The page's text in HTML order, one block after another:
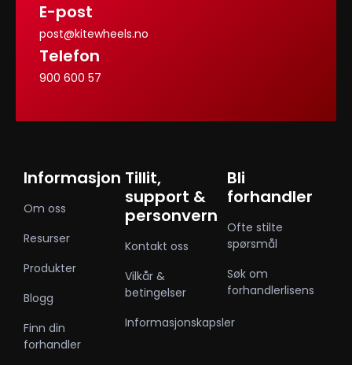
E-post
post@kitewheels.no
Telefon
900 600 57
Informasjon
Om oss
Resurser
Produkter
Blogg
Finn din
forhandler
Tillit,
support &
personvern
Kontakt oss
Vilkår &
betingelser
Informasjonskapsler
Bli
forhandler
Ofte stilte
spørsmål
Søk om
forhandlerlisens